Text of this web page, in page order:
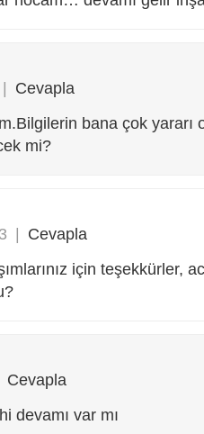
| Cevapla
bana çok yararı
mi?
| Cevapla
için teşekkürler,
Cevapla
devamı var mı